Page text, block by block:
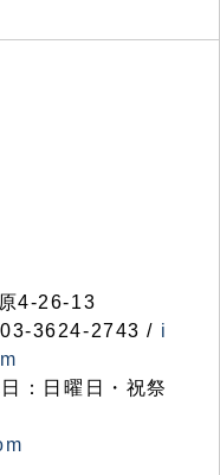
4-26-13
3624-2743 / i
：日曜日・祝祭